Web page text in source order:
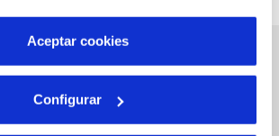
desactivar. Puedes consultar
en nuestraPolítica de Cookies
Aceptar cookies
Configurar